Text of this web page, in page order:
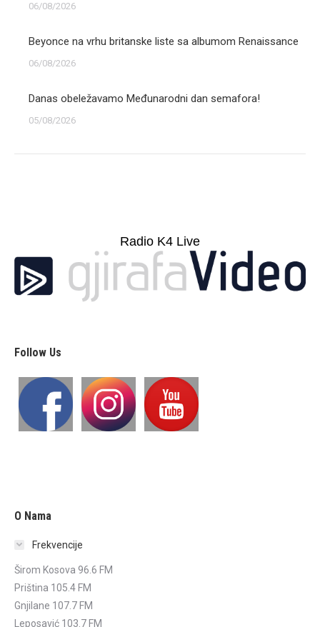
06/08/2026
Beyonce na vrhu britanske liste sa albumom Renaissance
06/08/2026
Danas obeležavamo Međunarodni dan semafora!
05/08/2026
Radio K4 Live
Follow Us
O Nama
Frekvencije
Širom Kosova 96.6 FM
Priština 105.4 FM
Gnjilane 107.7 FM
Leposavić 103.7 FM